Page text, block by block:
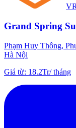
VR
Grand Spring
Phạm Huy Thông,
Hà Nội
Giá từ: 18.2Tr/tháng